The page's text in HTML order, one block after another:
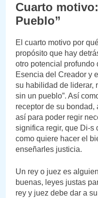
Cuarto
Pueblo”
El cuarto motivo por
propósito que hay
otro potencial profundo
Esencia del Creador y
su habilidad de liderar,
sin un pueblo”. Así
receptor de su
así para poder regir
significa regir, que Di-s
como quiere hacer el
enseñarles justicia.
Un rey o juez es
buenas, leyes justas
rey y juez debe dar a